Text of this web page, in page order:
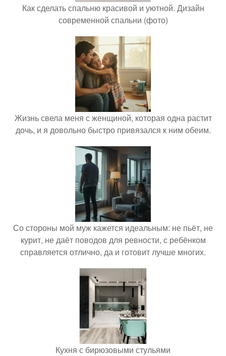
Как сделать спальню красивой и уютной. Дизайн
современной спальни (фото)
Жизнь свела меня с женщиной, которая одна растит
дочь, и я довольно быстро привязался к ним обеим.
Со стороны мой муж кажется идеальным: не пьёт, не
курит, не даёт поводов для ревности, с ребёнком
справляется отлично, да и готовит лучше многих.
Кухня с бирюзовыми стульями